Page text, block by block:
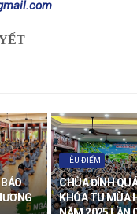
TIÊU ĐIỂM
CHÙA ĐÌNH
KHÓA TU MÙA